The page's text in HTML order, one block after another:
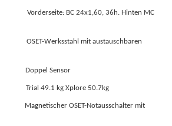
BC 24x1,60, 36h. Hinten MC
mit austauschbaren
Sensor
kg Xplore 50.7kg
OSET-Notausschalter mit